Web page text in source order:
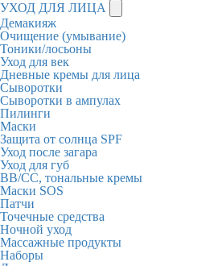
УХОД ДЛЯ ЛИЦА
Демакияж
Очищение (умывание)
Тоники/лосьоны
Уход для век
Дневные кремы для лица
Сыворотки
Сыворотки в ампулах
Пилинги
Маски
Защита от солнца SPF
Уход после загара
Уход для губ
BB/CC, тональные кремы
Маски SOS
Патчи
Точечные средства
Ночной уход
Массажные продукты
Наборы